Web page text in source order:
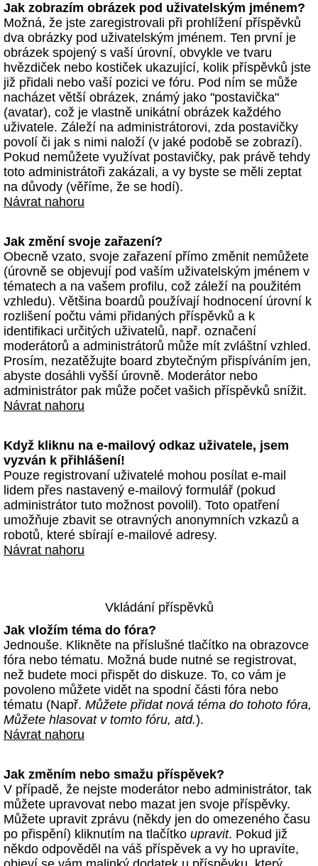
Jak zobrazím obrázek pod uživatelským jménem?
Možná, že jste zaregistrovali při prohlížení příspěvků
dva obrázky pod uživatelským jménem. Ten první je
obrázek spojený s vaší úrovní, obvykle ve tvaru
hvězdiček nebo kostiček ukazující, kolik příspěvků jste
již přidali nebo vaší pozici ve fóru. Pod ním se může
nacházet větší obrázek, známý jako "postavička"
(avatar), což je vlastně unikátní obrázek každého
uživatele. Záleží na administrátorovi, zda postavičky
povolí či jak s nimi naloží (v jaké podobě se zobrazí).
Pokud nemůžete využívat postavičky, pak právě tehdy
toto administrátoři zakázali, a vy byste se měli zeptat
na důvody (věříme, že se hodí).
Návrat nahoru
Jak změní svoje zařazení?
Obecně vzato, svoje zařazení přímo změnit nemůžete
(úrovně se objevují pod vaším uživatelským jménem v
tématech a na vašem profilu, což záleží na použitém
vzhledu). Většina boardů používají hodnocení úrovní k
rozlišení počtu vámi přidaných příspěvků a k
identifikaci určitých uživatelů, např. označení
moderátorů a administrátorů může mít zvláštní vzhled.
Prosím, nezatěžujte board zbytečným přispíváním jen,
abyste dosáhli vyšší úrovně. Moderátor nebo
administrátor pak může počet vašich příspěvků snížit.
Návrat nahoru
Když kliknu na e-mailový odkaz uživatele, jsem
vyzván k přihlášení!
Pouze registrovaní uživatelé mohou posílat e-mail
lidem přes nastavený e-mailový formulář (pokud
administrátor tuto možnost povolil). Toto opatření
umožňuje zbavit se otravných anonymních vzkazů a
robotů, které sbírají e-mailové adresy.
Návrat nahoru
Vkládání příspěvků
Jak vložím téma do fóra?
Jednouše. Klikněte na příslušné tlačítko na obrazovce
fóra nebo tématu. Možná bude nutné se registrovat,
než budete moci přispět do diskuze. To, co vám je
povoleno můžete vidět na spodní části fóra nebo
tématu (Např. Můžete přidat nová téma do tohoto fóra,
Můžete hlasovat v tomto fóru, atd.).
Návrat nahoru
Jak změním nebo smažu příspěvek?
V případě, že nejste moderátor nebo administrátor, tak
můžete upravovat nebo mazat jen svoje příspěvky.
Můžete upravit zprávu (někdy jen do omezeného času
po přispění) kliknutím na tlačítko upravit. Pokud již
někdo odpověděl na váš příspěvek a vy ho upravíte,